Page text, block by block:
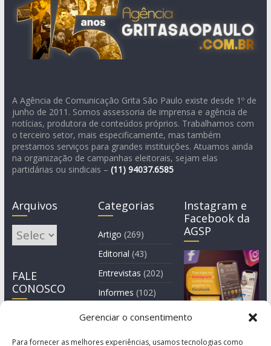
Gerenciar o consentimento
Para fornecer as melhores experiências, usamos tecnologias como
A Agência de Comunicação Grita São Paulo existe desde 1º de
junho de 2011. Somos assessoria de imprensa e agência de
notícias, produtora de conteúdos próprios. Trabalhamos com
o terceiro setor, mais especificamente, mas também
prestamos serviços para grandes instituições. Atuamos ainda
na organização de campanhas eleitorais, sejam elas
partidárias ou sindicais – (11) 94037.6585
Arquivos
Arquivos
FALE
CONOSCO
Categorias
Artigo (269)
Editorial (43)
Entrevistas (202)
Informes (102)
Instagram e
Facebook da
AGSP